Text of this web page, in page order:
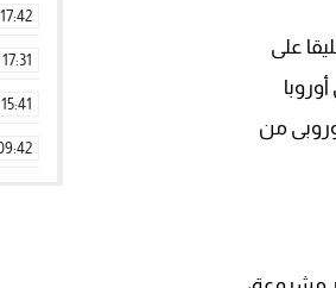
على
من
17:42
17:31
15:41